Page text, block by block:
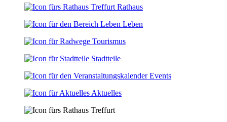
Rathaus
Leben
Tourismus
Stadtteile
Events
Aktuelles